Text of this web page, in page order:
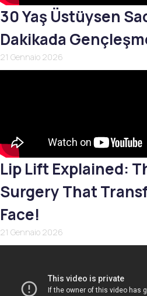
30 Yaş Üstüysen
Dakikada
21 Gennaio 2026
Lip Lift Explained:
Surgery That
Face!
21 Gennaio 2026